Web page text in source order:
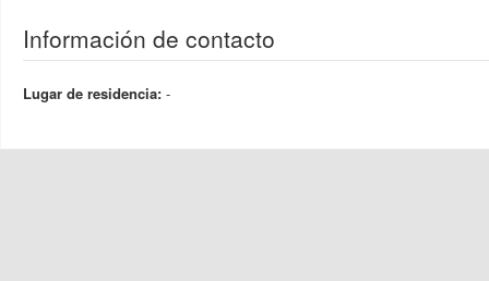
Información de contacto
Lugar de residencia: -